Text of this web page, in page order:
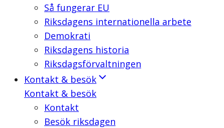
Så fungerar EU
Riksdagens internationella arbete
Demokrati
Riksdagens historia
Riksdagsförvaltningen
Kontakt & besök
Kontakt & besök
Kontakt
Besök riksdagen